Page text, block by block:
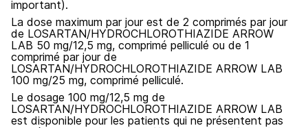
important).
La dose maximum par jour est de 2 comprimés par jour
de LOSARTAN/HYDROCHLOROTHIAZIDE ARROW
LAB 50 mg/12,5 mg, comprimé pelliculé ou de 1
comprimé par jour de
LOSARTAN/HYDROCHLOROTHIAZIDE ARROW LAB
100 mg/25 mg, comprimé pelliculé.
Le dosage 100 mg/12,5 mg de
LOSARTAN/HYDROCHLOROTHIAZIDE ARROW LAB
est disponible pour les patients qui ne présentent pas